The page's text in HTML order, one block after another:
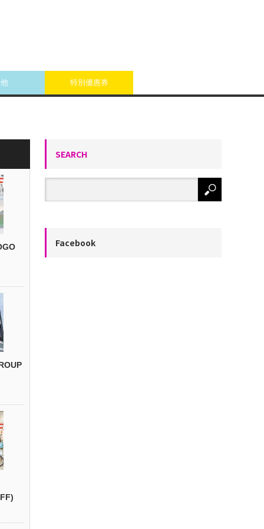
特別優惠券
SEARCH
Facebook